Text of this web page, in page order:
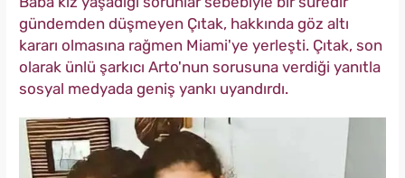
gündemden düşmeyen Çıtak, hakkında göz altı
kararı olmasına rağmen Miami'ye yerleşti. Çıtak, son
olarak ünlü şarkıcı Arto'nun sorusuna verdiği yanıtla
sosyal medyada geniş yankı uyandırdı.